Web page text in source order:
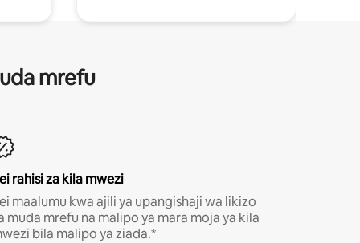
mrefu
rahisi za kila mwezi
maalumu kwa ajili ya upangishaji wa likizo
muda mrefu na malipo ya mara moja ya kila
bila malipo ya ziada.*